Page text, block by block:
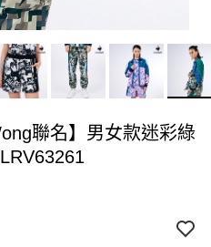
聯名】男女款迷彩綠